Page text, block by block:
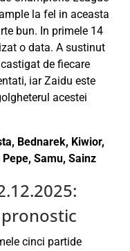
la fel in aceasta
bun. In primele 14
o data. A sustinut
de fiecare
iar Zaidu este
acestei
Bednarek, Kiwior,
Samu, Sainz
pronostic
cinci partide